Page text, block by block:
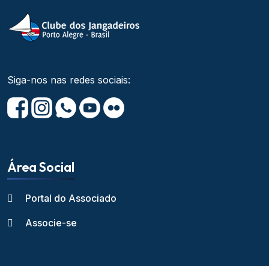
Siga-nos nas redes sociais:
Área Social
Portal do Associado
Associe-se